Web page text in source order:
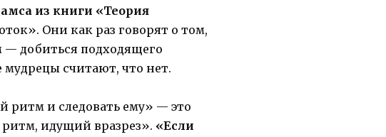
из книги «Теория
Они как раз говорят о том,
добиться подходящего
мудрецы считают, что нет.
ритм и следовать ему» — это
идущий вразрез». «Если